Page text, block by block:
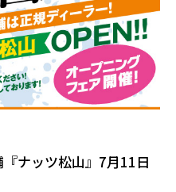
ナッツ松山』7月11日